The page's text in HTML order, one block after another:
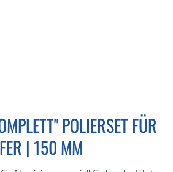
POLIERSET FÜR
| 150 MM